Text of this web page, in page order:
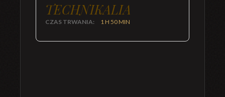
TECHNIKALIA
CZAS TRWANIA: 1 H 50 MIN